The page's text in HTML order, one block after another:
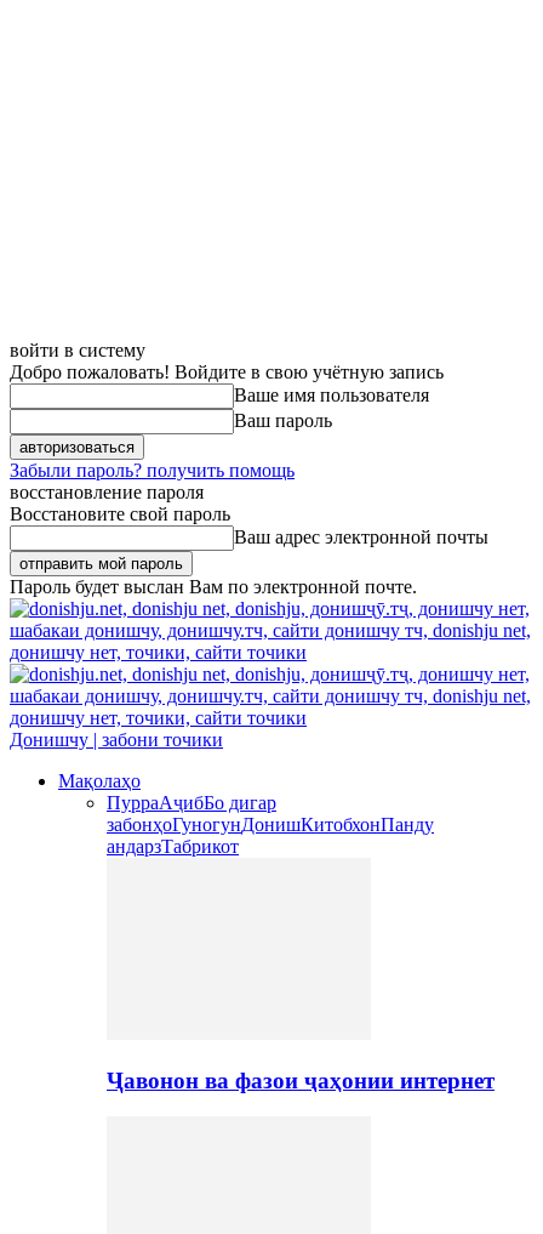
войти в систему
Добро пожаловать! Войдите в свою учётную запись
Ваше имя пользователя
Ваш пароль
Забыли пароль? получить помощь
восстановление пароля
Восстановите свой пароль
Ваш адрес электронной почты
Пароль будет выслан Вам по электронной почте.
Донишчу | забони точики
Мақолаҳо
ПурраАҷибБо дигар
забонҳоГуногунДонишКитобхонПанду
андарзТабрикот
Ҷавонон ва фазои ҷаҳонии интернет